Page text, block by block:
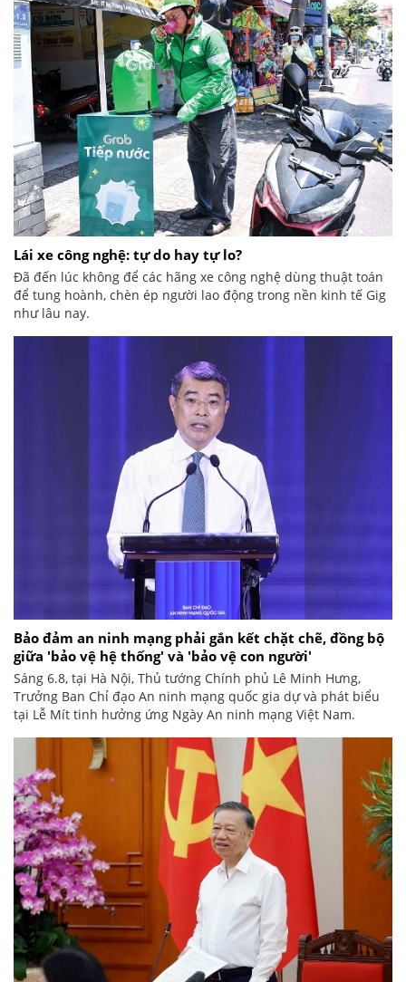
Lái xe công nghệ: tự do hay tự lo?
Đã đến lúc không để các hãng xe công nghệ dùng thuật toán
để tung hoành, chèn ép người lao động trong nền kinh tế Gig
như lâu nay.
Bảo đảm an ninh mạng phải gắn kết chặt chẽ, đồng bộ
giữa 'bảo vệ hệ thống' và 'bảo vệ con người'
Sáng 6.8, tại Hà Nội, Thủ tướng Chính phủ Lê Minh Hưng,
Trưởng Ban Chỉ đạo An ninh mạng quốc gia dự và phát biểu
tại Lễ Mít tinh hưởng ứng Ngày An ninh mạng Việt Nam.